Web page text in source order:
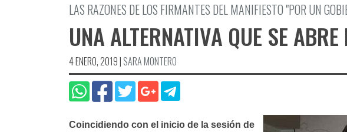
LAS RAZONES DE LOS FIRMANTES DEL MANIFIESTO "POR UN
UNA ALTERNATIVA QUE SE ABRE
4 ENERO, 2019| SARA MONTERO
Coincidiendo con el inicio de la sesión de